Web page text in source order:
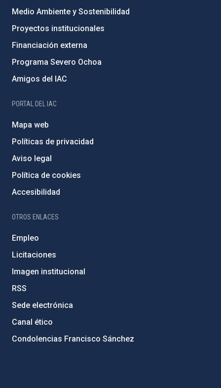
Medio Ambiente y Sostenibilidad
Proyectos institucionales
Financiación externa
Programa Severo Ochoa
Amigos del IAC
PORTAL DEL IAC
Mapa web
Políticas de privacidad
Aviso legal
Política de cookies
Accesibilidad
OTROS ENLACES
Empleo
Licitaciones
Imagen institucional
RSS
Sede electrónica
Canal ético
Condolencias Francisco Sánchez